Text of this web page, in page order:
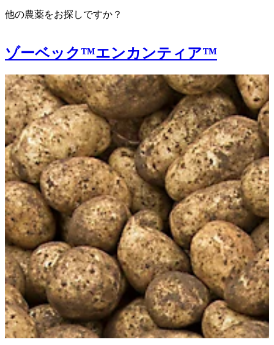
他の農薬をお探しですか？
ゾーベック™エンカンティア™